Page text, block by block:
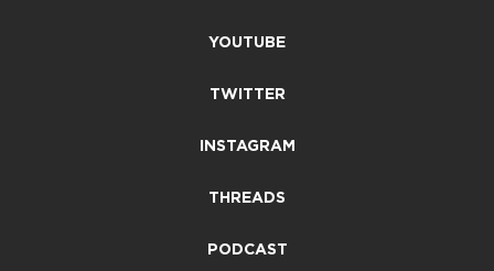
YOUTUBE
TWITTER
INSTAGRAM
THREADS
PODCAST